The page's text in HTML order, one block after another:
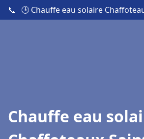
📞 🕒 Chauffe eau solaire
Chauffe eau